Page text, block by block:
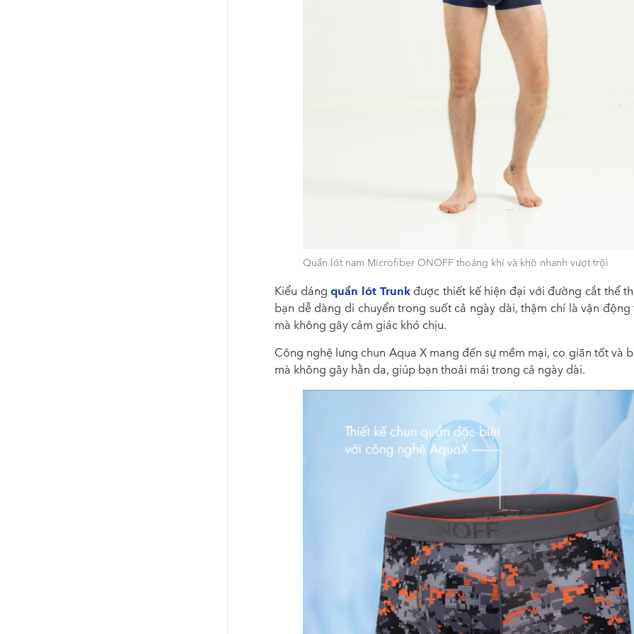
Quần lót nam Microfiber ONOFF thoáng khí và khô nhanh vượt trội
Kiểu dángquần lót Trunkđược thiết kế hiện đại với đường cắt thể
bạn dễ dàng di chuyển trong suốt cả ngày dài, thậm chí là vận
mà không gây cảm giác khó chịu.
Công nghệ lưng chun Aqua X mang đến sự mềm mại, co giãn tốt và
mà không gây hằn da, giúp bạn thoải mái trong cả ngày dài.